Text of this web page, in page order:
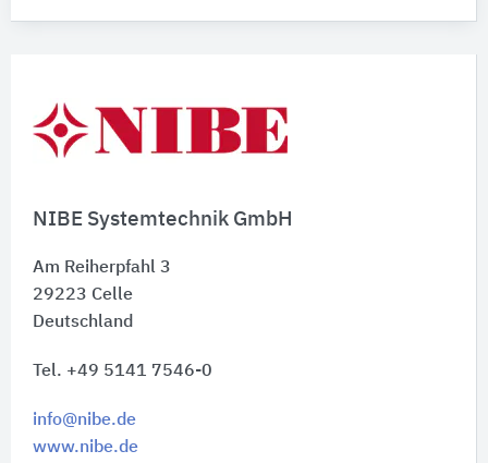
NIBE Systemtechnik GmbH
Am Reiherpfahl 3
29223 Celle
Deutschland
Tel. +49 5141 7546-0
info@nibe.de
www.nibe.de